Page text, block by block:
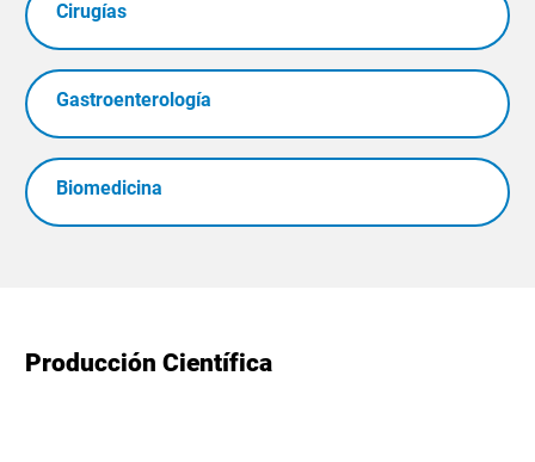
Cirugías
Gastroenterología
Biomedicina
Producción Científica